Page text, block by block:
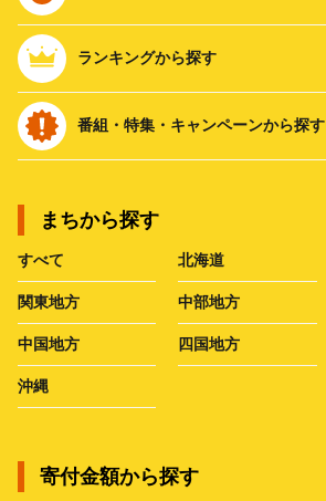
ランキングから探す
番組・特集・キャンペーンから探す
まちから探す
すべて 北海道
関東地方 中部地方
中国地方 四国地方
沖縄
寄付金額から探す